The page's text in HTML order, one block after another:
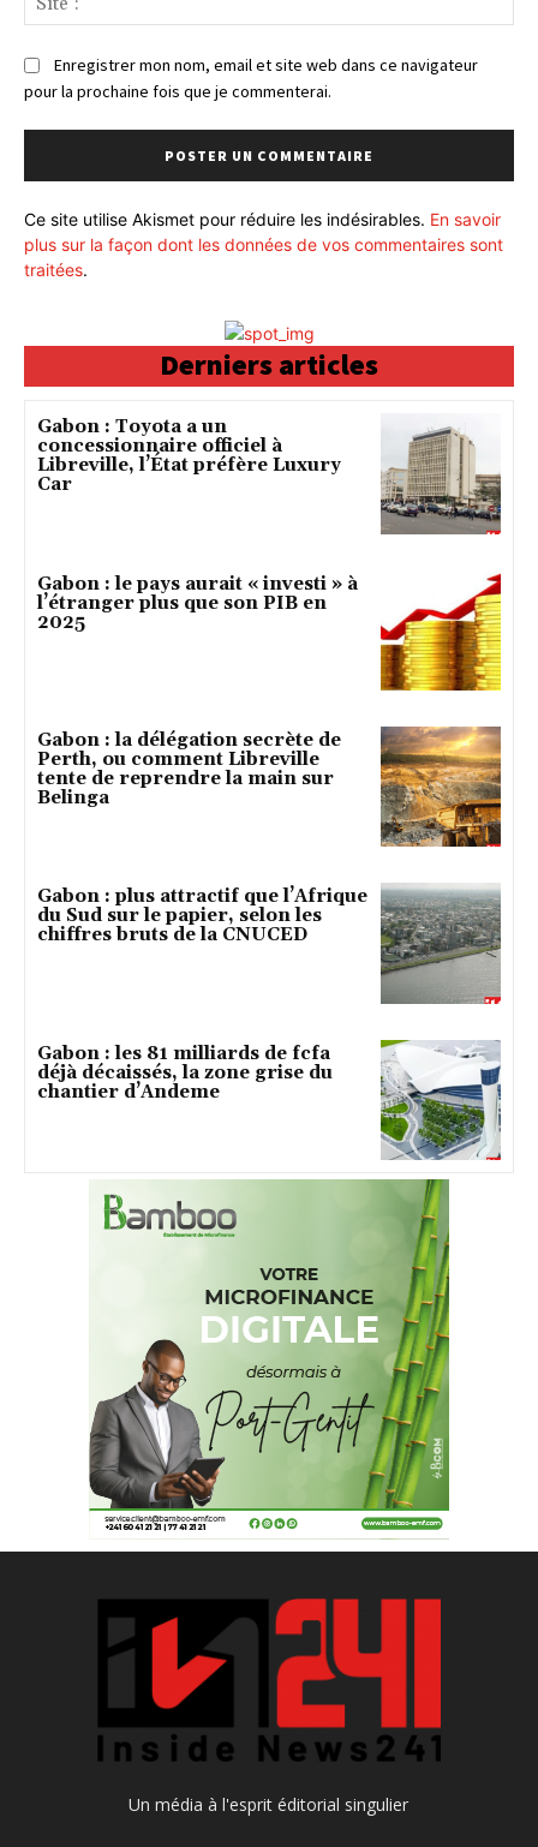
:
Enregistrer mon nom, email et site web dans ce navigateur
pour la prochaine fois que je commenterai.
Ce site utilise Akismet pour réduire les indésirables. En savoir
plus sur la façon dont les données de vos commentaires sont
traitées.
Derniers articles
Gabon : Toyota a un
concessionnaire officiel à
Libreville, l’État préfère Luxury
Car
Gabon : le pays aurait « investi » à
l’étranger plus que son PIB en
2025
Gabon : la délégation secrète de
Perth, ou comment Libreville
tente de reprendre la main sur
Belinga
Gabon : plus attractif que l’Afrique
du Sud sur le papier, selon les
chiffres bruts de la CNUCED
Gabon : les 81 milliards de fcfa
déjà décaissés, la zone grise du
chantier d’Andeme
Un média à l'esprit éditorial singulier